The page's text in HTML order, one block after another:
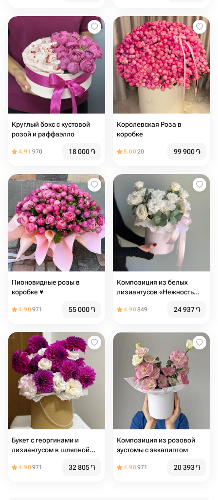
Круглый бокс с кустовой
розой и раффаэлло
4.91 970 18 000֏
Королевская Роза в
коробке
5.0020 99 900֏
Пионовидные розы в
коробке ♥️
4.90971 55 000֏
Композиция из белых
лизиантусов «Нежность
4.90849 24 937֏
Букет с георгинами и
лизиантусом в шляпной
4.90971 32 805֏
Композиция из розовой
эустомы с эвкалиптом
4.90971 20 393֏